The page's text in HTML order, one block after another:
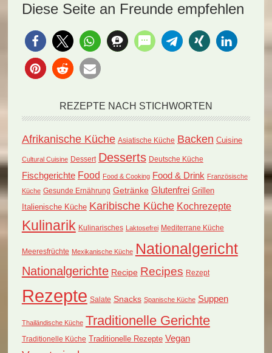
Diese Seite an Freunde empfehlen
REZEPTE NACH STICHWORTEN
Afrikanische Küche Asiatische Küche Backen Cuisine
Cultural Cuisine Dessert Desserts Deutsche Küche
Fischgerichte Food Food & Cooking Food & Drink Französische
Küche Gesunde Ernährung Getränke Glutenfrei Grillen
Italienische Küche Karibische Küche Kochrezepte
Kulinarik Kulinarisches Laktosefrei Mediterrane Küche
Meeresfrüchte Mexikanische Küche Nationalgericht
Nationalgerichte Recipe Recipes Rezept
Rezepte Salate Snacks Spanische Küche Suppen
Thailändische Küche Traditionelle Gerichte
Traditionelle Küche Traditionelle Rezepte Vegan